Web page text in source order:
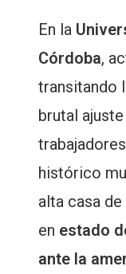
En la
Córdoba,
transitando
brutal
histórico
alta casa
en estado
ante la